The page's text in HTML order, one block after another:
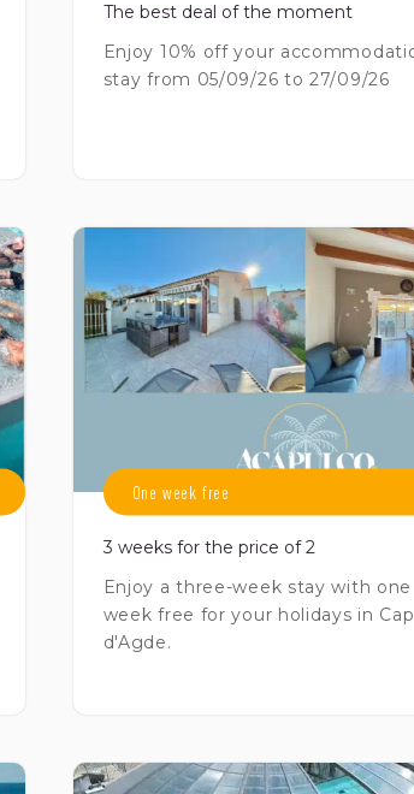
The best deal of the moment
Enjoy 10% off your
stay from 05/09/26 to 27/09/26
One week free
3 weeks for the price of 2
Enjoy a three-week stay with one
week free for your holidays in Cap
d'Agde.